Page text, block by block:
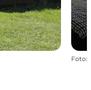
Foto: